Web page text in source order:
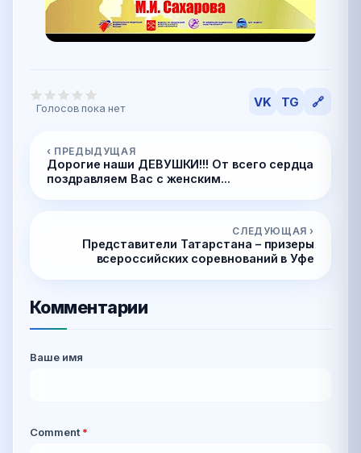
Голосов пока нет VK TG 🔗
‹ ПРЕДЫДУЩАЯ
Дорогие наши ДЕВУШКИ!!! От всего сердца
поздравляем Вас с женским...
СЛЕДУЮЩАЯ ›
Представители Татарстана – призеры
всероссийских соревнований в Уфе
Комментарии
Ваше имя
Comment*